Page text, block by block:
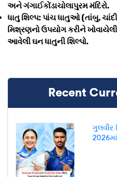
અને ગંગાઈકોંડાચોલાપુરમ મંદિરો.
ધાતુ શિલ્પ: પાંચ ધાતુઓ (તાંબુ,
મિશ્રણનો ઉપયોગ કરીને ખોવાયેલી
આવેલી ઘન ધાતુની શિલ્પો.
Recent
ગુલવીર